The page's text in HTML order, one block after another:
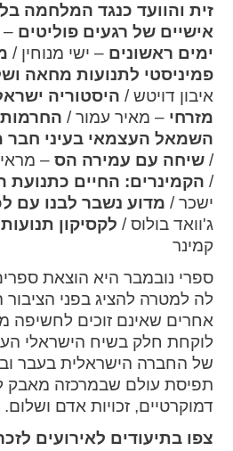
זית והוועד כנגד המלחמה
אישיים של רגעים פוליטים –
ימים ראשונים – ישי מנוחין /
פמיניסטי לתנועות מחאה
איבון דויטש / היסטוריה
מזרחי – מאיר עמור /
השמאל העצמאי בעיני חבר
/שיחה עם עמירה הס –
/ הקמינרים: החיים כתנועת
ישכר / מדוע נשבר לבנו עם
ג'וואד בולוס / לקסיקון
קמינר
ספרי נובמבר היא הוצאת
לה למטרה להציג בפני הציבור
אחרים שאינם זוכים לחשיפה
לוקחת חלק בשיח הישראלי
של החברה הישראלית בעבר
תפיסת עולם שבמרכזה מאבק
דמוקרטיים, זכויות אדם ושלום.
צפו בתיעודים לאירועים